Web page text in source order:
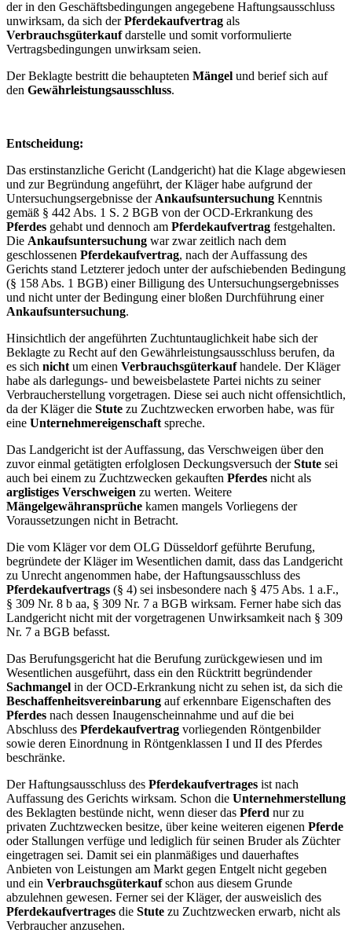
der in den Geschäftsbedingungen angegebene Haftungsausschluss
unwirksam, da sich derPferdekaufvertrag als
Verbrauchsgüterkaufdarstelle und somit vorformulierte
Vertragsbedingungen unwirksam seien.
Der Beklagte bestritt die behaupteten Mängel und berief sich auf
den Gewährleistungsausschluss.
Entscheidung:
Das erstinstanzliche Gericht (Landgericht) hat die Klage abgewiesen
und zur Begründung angeführt, der Kläger habe aufgrund der
Untersuchungsergebnisse der Ankaufsuntersuchung Kenntnis
gemäß § 442 Abs. 1 S. 2 BGB von der OCD-Erkrankung des
Pferdes gehabt und dennoch am Pferdekaufvertrag festgehalten.
Die Ankaufsuntersuchung war zwar zeitlich nach dem
geschlossenen Pferdekaufvertrag, nach der Auffassung des
Gerichts stand Letzterer jedoch unter der aufschiebenden Bedingung
(§ 158 Abs. 1 BGB) einer Billigung des Untersuchungsergebnisses
und nicht unter der Bedingung einer bloßen Durchführung einer
Ankaufsuntersuchung.
Hinsichtlich der angeführten Zuchtuntauglichkeit habe sich der
Beklagte zu Recht auf den Gewährleistungsausschluss berufen, da
es sich nicht um einen Verbrauchsgüterkaufhandele. Der Kläger
habe als darlegungs- und beweisbelastete Partei nichts zu seiner
Verbraucherstellung vorgetragen. Diese sei auch nicht offensichtlich,
da der Kläger die Stute zu Zuchtzwecken erworben habe, was für
eine Unternehmereigenschaft spreche.
Das Landgericht ist der Auffassung, das Verschweigen über den
zuvor einmal getätigten erfolglosen Deckungsversuch derStute sei
auch bei einem zu Zuchtzwecken gekauften Pferdes nicht als
arglistiges Verschweigen zu werten. Weitere
Mängelgewähransprüche kamen mangels Vorliegens der
Voraussetzungen nicht in Betracht.
Die vom Kläger vor dem OLG Düsseldorf geführte Berufung,
begründete der Kläger im Wesentlichen damit, dass das Landgericht
zu Unrecht angenommen habe, der Haftungsausschluss des
Pferdekaufvertrags (§ 4) sei insbesondere nach § 475 Abs. 1 a.F.,
§ 309 Nr. 8 b aa, § 309 Nr. 7 a BGB wirksam. Ferner habe sich das
Landgericht nicht mit der vorgetragenen Unwirksamkeit nach § 309
Nr. 7 a BGB befasst.
Das Berufungsgericht hat die Berufung zurückgewiesen und im
Wesentlichen ausgeführt, dass ein den Rücktritt begründender
Sachmangel in der OCD-Erkrankung nicht zu sehen ist, da sich die
Beschaffenheitsvereinbarung auf erkennbare Eigenschaften des
Pferdes nach dessen Inaugenscheinnahme und auf die bei
Abschluss des Pferdekaufvertrag vorliegenden Röntgenbilder
sowie deren Einordnung in Röntgenklassen I und II des Pferdes
beschränke.
Der Haftungsausschluss des Pferdekaufvertrages ist nach
Auffassung des Gerichts wirksam. Schon die Unternehmerstellung
des Beklagten bestünde nicht, wenn dieser das Pferd nur zu
privaten Zuchtzwecken besitze, über keine weiteren eigenen Pferde
oder Stallungen verfüge und lediglich für seinen Bruder als Züchter
eingetragen sei. Damit sei ein planmäßiges und dauerhaftes
Anbieten von Leistungen am Markt gegen Entgelt nicht gegeben
und ein Verbrauchsgüterkaufschon aus diesem Grunde
abzulehnen gewesen. Ferner sei der Kläger, der ausweislich des
Pferdekaufvertrages die Stute zu Zuchtzwecken erwarb, nicht als
Verbraucher anzusehen.